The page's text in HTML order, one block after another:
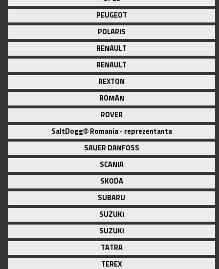
PEUGEOT
POLARIS
RENAULT
RENAULT
REXTON
ROMAN
ROVER
SaltDogg® Romania - reprezentanta
SAUER DANFOSS
SCANIA
SKODA
SUBARU
SUZUKI
SUZUKI
TATRA
TEREX